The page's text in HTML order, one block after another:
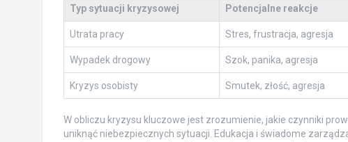
Typ sytuacji kryzysowej Potencjalne reakcje
Utrata pracy Stres, frustracja, agresja
Wypadek drogowy Szok, panika, agresja
Kryzys osobisty Smutek, złość, agresja
W obliczu kryzysu kluczowe jest zrozumienie, jakie czynniki
uniknąć niebezpiecznych sytuacji. Edukacja i świadome